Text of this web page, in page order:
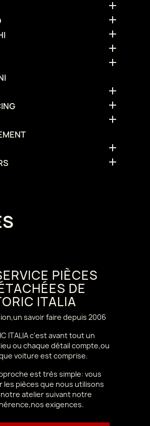










PIÈCES
DE
ITALIA
savoir faire depuis 2006
ITALIA c'est avant tout un
ou chaque détail compte,ou
voiture est comprise.
est très simple: vous
les pièces que nous utilisons
atelier suivant notre
exigences.